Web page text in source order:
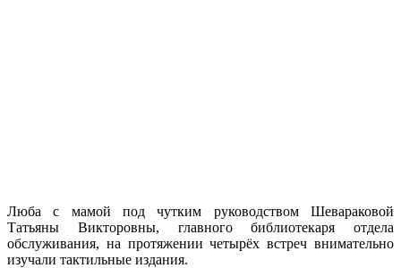
Люба с мамой под чутким руководством Шевараковой
Татьяны Викторовны, главного библиотекаря отдела
обслуживания, на протяжении четырёх встреч внимательно
изучали тактильные издания.